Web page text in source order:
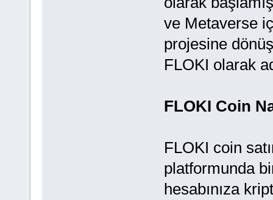
ve Metaverse
projesine
FLOKI olarak
FLOKI Coin
FLOKI coin
platformunda
hesabınıza